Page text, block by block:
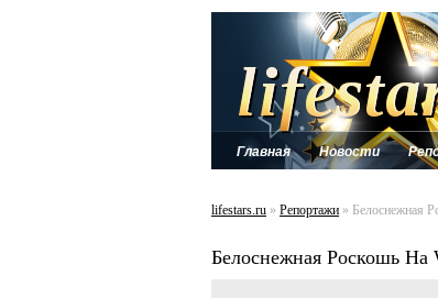
Главная Новости
lifestars.ru » Репортажи » Белоснежная
Белоснежная Роскошь На